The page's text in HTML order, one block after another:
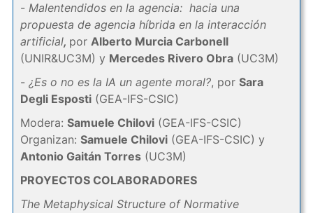
- Malentendidos en la agencia: hacia una
propuesta de agencia híbrida en la interacción
artificial, por Alberto Murcia Carbonell
(UNIR&UC3M) y Mercedes Rivero Obra(UC3M)
- ¿Es o no es la IA un agente moral?, por Sara
Degli Esposti(GEA-IFS-CSIC)
Modera: Samuele Chilovi(GEA-IFS-CSIC)
Organizan: Samuele Chilovi(GEA-IFS-CSIC) y
Antonio Gaitán Torres(UC3M)
PROYECTOS COLABORADORES
The Metaphysical Structure of Normative